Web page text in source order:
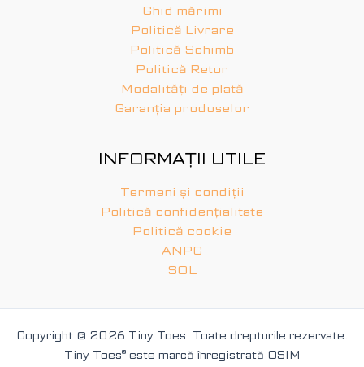
Ghid mărimi
Politică Livrare
Politică Schimb
Politică Retur
Modalități de plată
Garanția produselor
INFORMAȚII UTILE
Termeni și condiții
Politică confidențialitate
Politică cookie
ANPC
SOL
Copyright © 2026 Tiny Toes. Toate drepturile rezervate.
Tiny Toes®este marcă înregistrată OSIM